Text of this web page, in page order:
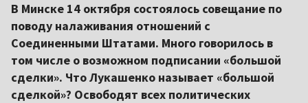
В Минске 14 октября состоялось совещание по
поводу налаживания отношений с
Соединенными Штатами. Много говорилось в
том числе о возможном подписании «большой
сделки». Что Лукашенко называет «большой
сделкой»? Освободят всех политических